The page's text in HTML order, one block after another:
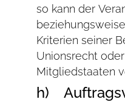
so kann der
Kriterien seiner
Unionsrecht
Mitgliedstaaten
h)